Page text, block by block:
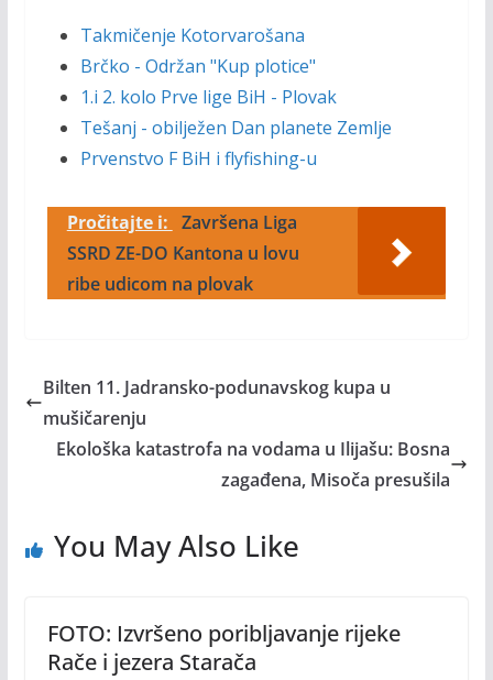
Takmičenje Kotorvarošana
Brčko - Održan "Kup plotice"
1.i 2. kolo Prve lige BiH - Plovak
Tešanj - obilježen Dan planete Zemlje
Prvenstvo F BiH i flyfishing-u
Pročitajte i: Završena Liga
SSRD ZE-DO Kantona u lovu
ribe udicom na plovak
Bilten 11. Jadransko-podunavskog kupa u
mušičarenju
Ekološka katastrofa na vodama u Ilijašu: Bosna
zagađena, Misoča presušila
You May Also Like
FOTO: Izvršeno poribljavanje rijeke
Rače i jezera Starača